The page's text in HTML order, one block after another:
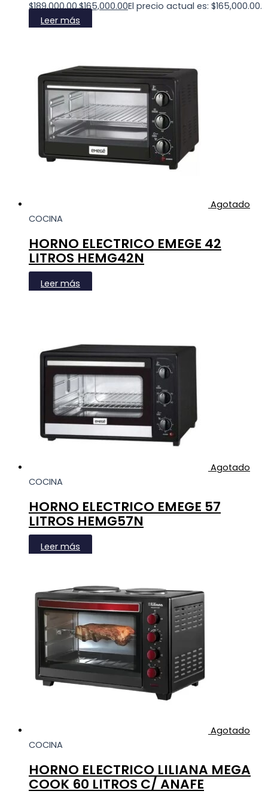
$189,000.00.$165,000.00El precio actual es: $165,000.00.
Leer más
Agotado
COCINA
HORNO ELECTRICO EMEGE 42
LITROS HEMG42N
Leer más
Agotado
COCINA
HORNO ELECTRICO EMEGE 57
LITROS HEMG57N
Leer más
Agotado
COCINA
HORNO ELECTRICO LILIANA MEGA
COOK 60 LITROS C/ ANAFE